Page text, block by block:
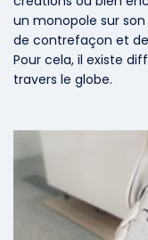
un monopole sur
de contrefaçon et
Pour cela, il existe
travers le globe.